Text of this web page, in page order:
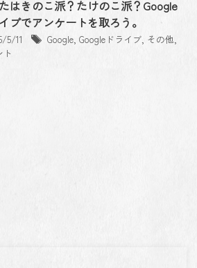
はきのこ派？たけのこ派？Google
ブでアンケートを取ろう。
5/11 Google, Googleドライブ, その他,
ト